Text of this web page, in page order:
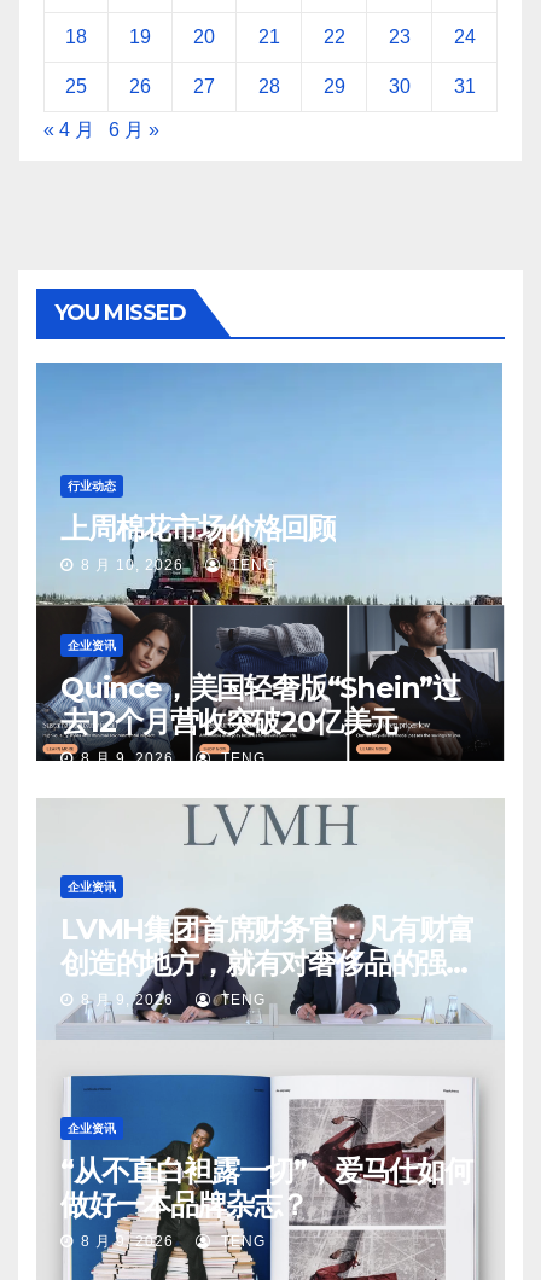
18 19 20 21 22 23 24
25 26 27 28 29 30 31
« 4 月 6 月 »
YOU MISSED
行业动态
上周棉花市场价格回顾
8 月 10, 2026 TENG
企业资讯
Quince，美国轻奢版“Shein”过
去12个月营收突破20亿美元
8 月 9, 2026 TENG
企业资讯
LVMH集团首席财务官：凡有财富
创造的地方，就有对奢侈品的强烈
需求
8 月 9, 2026 TENG
企业资讯
“从不直白袒露一切”，爱马仕如何
做好一本品牌杂志？
8 月 9, 2026 TENG